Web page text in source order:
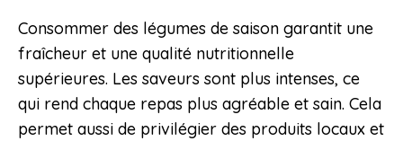
Consommer des légumes de saison garantit une
fraîcheur et une qualité nutritionnelle
supérieures. Les saveurs sont plus intenses, ce
qui rend chaque repas plus agréable et sain. Cela
permet aussi de privilégier des produits locaux et